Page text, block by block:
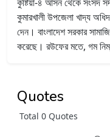
কুমারখালী উপজেলা খাদ্য
দেন। বাংলাদেশ সরকার
করেছে। রউফের মতে, গম
Quotes
Total 0 Quotes